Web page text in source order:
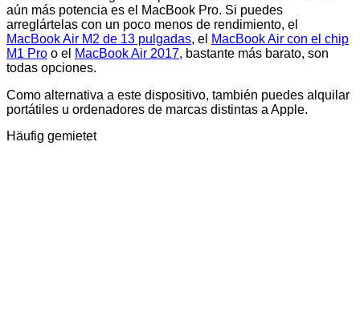
aún más potencia es el MacBook Pro. Si puedes
arreglártelas con un poco menos de rendimiento, el
MacBook Air M2 de 13 pulgadas, el MacBook Air con el chip
M1 Pro o el MacBook Air 2017, bastante más barato, son
todas opciones.
Como alternativa a este dispositivo, también puedes alquilar
portátiles u ordenadores de marcas distintas a Apple.
Häufig gemietet